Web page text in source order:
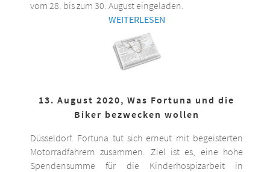
vom 28. bis zum 30. August eingeladen.
WEITERLESEN
13. August 2020, Was Fortuna und die
Biker bezwecken wollen
Düsseldorf. Fortuna tut sich erneut mit begeisterten
Motorradfahrern zusammen. Ziel ist es, eine hohe
Spendensumme für die Kinderhospizarbeit in